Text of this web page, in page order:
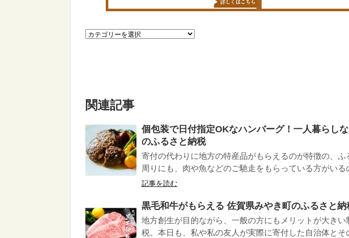
関連記事
個包装で日付指定OKなハンバーグ！一人暮らし
のふるさと納税
寄付の代わりに地方の特産品がもらえるのが特徴の、
周りにも、肉や魚などのご馳走をもらっている方がいる
記事を読む
黒毛和牛がもらえる 佐賀県みやき町のふるさと納
地方創生が目的ながら、一般の方にもメリットが大きい
税。本日も、私や私の友人が実際に寄付した自治体とそ